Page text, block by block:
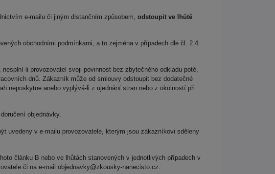
e-mailu či jiným distančním způsobem, odstoupit ve lhůtě
obchodními podmínkami, a to zejména v případech dle čl. 2.4.
li provozovatel svoji povinnost bez zbytečného odkladu poté,
dnů. Zákazník může od smlouvy odstoupit bez dodatečné
neposkytne anebo vyplývá-li z ujednání stran nebo z okolností při
objednávky.
uvedeny v e-mailu provozovatele, kterým jsou zákazníkovi sděleny
článku B nebo ve lhůtách stanovených v jednotlivých případech v
či na e-mail objednavky@zkousky-nanecisto.cz.